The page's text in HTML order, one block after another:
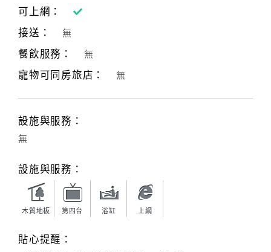
帳
服
單
Line
客
可上網：
接送：
無
餐飲服務： 無
寵物可同房旅店： 無
設施與服務：
無
設施與服務：
木質地板 第四台 浴缸 上網
貼心提醒：